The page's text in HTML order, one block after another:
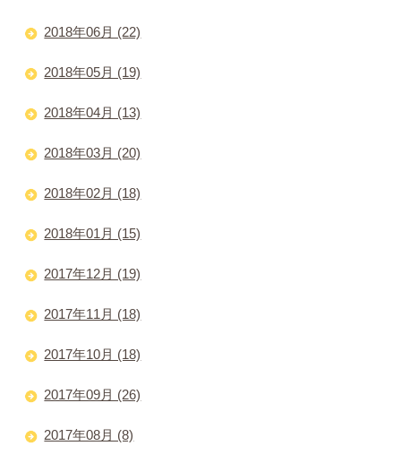
2018年06月 (22)
2018年05月 (19)
2018年04月 (13)
2018年03月 (20)
2018年02月 (18)
2018年01月 (15)
2017年12月 (19)
2017年11月 (18)
2017年10月 (18)
2017年09月 (26)
2017年08月 (8)